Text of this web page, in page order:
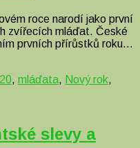
roce narodí jako první
zvířecích mláďat. České
prvních přírůstků roku…
, mláďata, Nový rok,
slevy a